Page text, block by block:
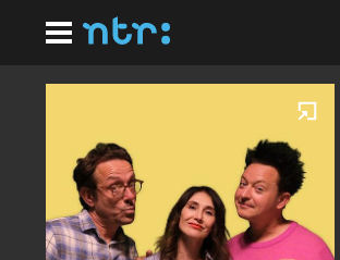
hoofdinhoud
Homepagina
Nu te zien en te